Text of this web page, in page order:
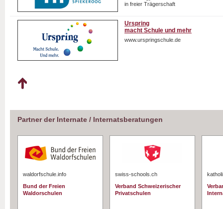
in freier Trägerschaft
Urspring
macht Schule und mehr
www.urspringschule.de
Partner der Internate / Internatsberatungen
waldorfschule.info
Bund der Freien
Waldorschulen
swiss-schools.ch
Verband Schweizerischer
Privatschulen